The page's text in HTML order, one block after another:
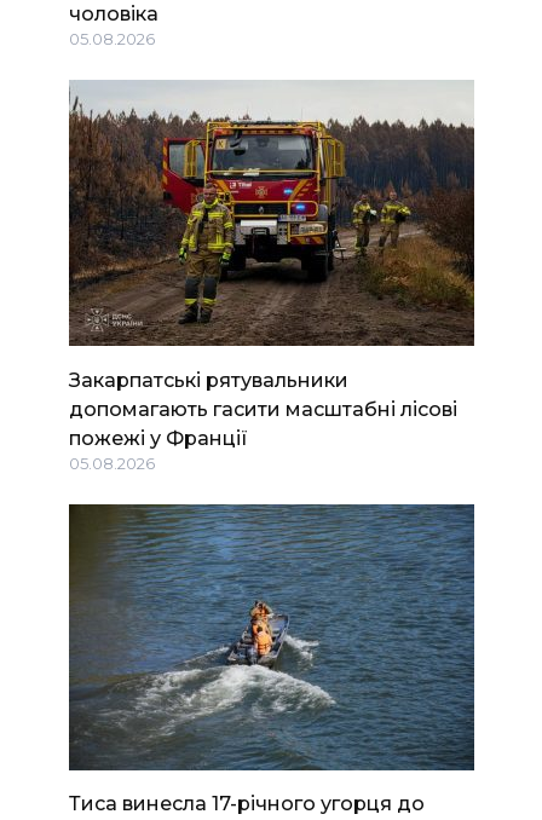
чоловіка
05.08.2026
Закарпатські рятувальники
допомагають гасити масштабні лісові
пожежі у Франції
05.08.2026
Тиса винесла 17-річного угорця до